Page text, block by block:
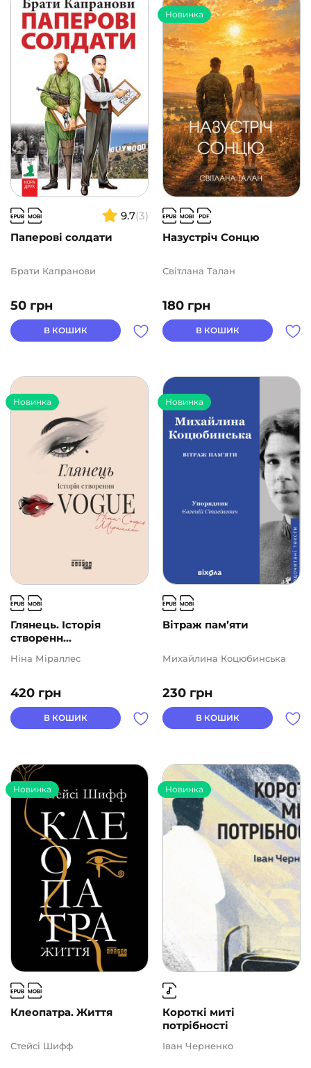
9.7(3)
Паперові солдати
50 грн
Брати Капранови
В КОШИК
Назустріч Cонцю
Новинка
180 грн
Світлана Талан
В КОШИК
Глянець. Історія
створенн...
Новинка
420 грн
Ніна Міраллес
В КОШИК
Вітраж пам’яти
Новинка
230 грн
Михайлина Коцюбинська
В КОШИК
Клеопатра. Життя
Новинка
Стейсі Шифф
Короткі миті
потрібності
Новинка
Іван Черненко